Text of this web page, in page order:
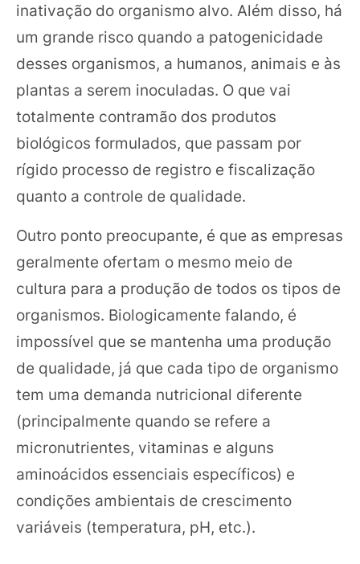
inativação do organismo alvo. Além disso, há
um grande risco quando a patogenicidade
desses organismos, a humanos, animais e às
plantas a serem inoculadas. O que vai
totalmente contramão dos produtos
biológicos formulados, que passam por
rígido processo de registro e fiscalização
quanto a controle de qualidade.
Outro ponto preocupante, é que as empresas
geralmente ofertam o mesmo meio de
cultura para a produção de todos os tipos de
organismos. Biologicamente falando, é
impossível que se mantenha uma produção
de qualidade, já que cada tipo de organismo
tem uma demanda nutricional diferente
(principalmente quando se refere a
micronutrientes, vitaminas e alguns
aminoácidos essenciais específicos) e
condições ambientais de crescimento
variáveis (temperatura, pH, etc.).